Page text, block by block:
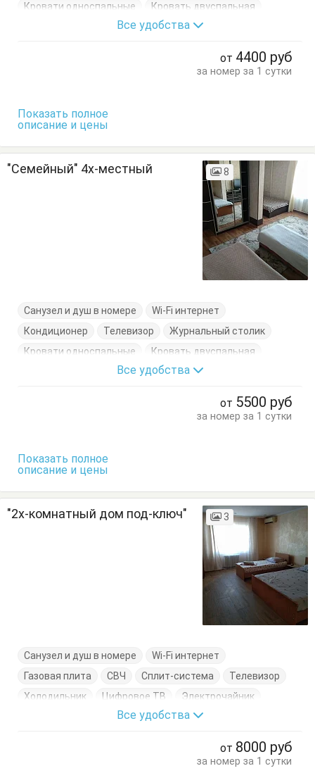
Кровати односпальные
Кровать двуспальная
Тумбочки Шкаф
Все удобства
от 4400 руб
за номер за 1 сутки
Показать полное
описание и цены
"Семейный" 4х-местный 8
Санузел и душ в номере
Wi-Fi интернет
Кондиционер
Телевизор
Журнальный столик
Кровати односпальные
Кровать двуспальная
Тумбочки Шкаф
Все удобства
от 5500 руб
за номер за 1 сутки
Показать полное
описание и цены
"2х-комнатный дом под-ключ" 3
Санузел и душ в номере
Wi-Fi интернет
Газовая плита
СВЧ Сплит-система
Телевизор
Холодильник
Цифровое ТВ
Электрочайник
Кровати двуспальные
Стулья
Все удобства
от 8000 руб
за номер за 1 сутки